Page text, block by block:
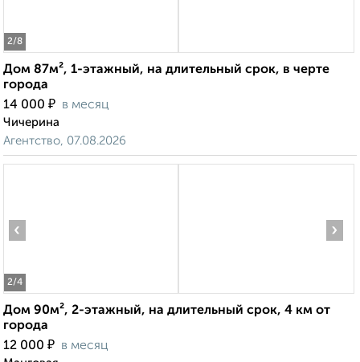
2/8
Дом 87м², 1-этажный, на длительный срок, в черте
города
14 000 ₽ в месяц
Чичерина
Агентство, 07.08.2026
2/4
‹ ›
Дом 90м², 2-этажный, на длительный срок, 4 км от
города
12 000 ₽ в месяц